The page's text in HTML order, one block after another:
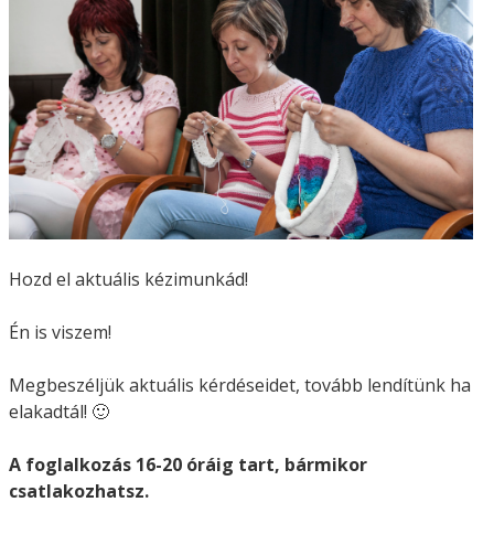
Hozd el aktuális kézimunkád!
Én is viszem!
Megbeszéljük aktuális kérdéseidet, tovább lendítünk ha
elakadtál! 🙂
A foglalkozás 16-20 óráig tart, bármikor
csatlakozhatsz.